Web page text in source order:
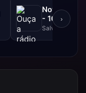
NovaBrasil
- 104.7 FM
Salvador, BA
›